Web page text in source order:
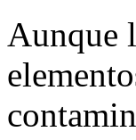
Aunque